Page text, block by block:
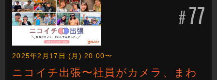
お仕事も垣間見れます。
#77
2025年2月17日 (月) 20:00〜
ニコイチ出張〜社員がカメラ、まわ